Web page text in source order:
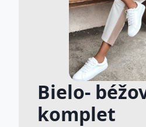
Bielo-
komplet